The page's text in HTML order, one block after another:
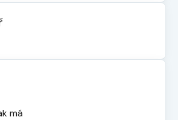
je 5 z 5 hvězdiček.
je 5 z 5 hvězdiček.
má